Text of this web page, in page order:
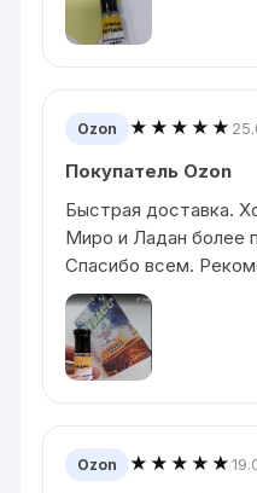
Ozon ★★★★★
Покупатель Ozon
Быстрая доставка.
Миро и Ладан более
Спасибо всем.
Ozon ★★★★★